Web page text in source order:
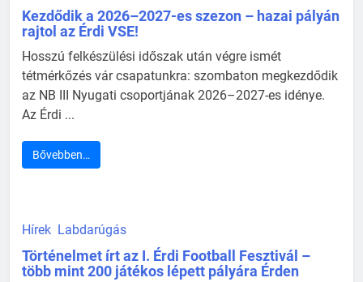
Kezdődik a 2026–2027-es szezon – hazai pályán
rajtol az Érdi VSE!
Hosszú felkészülési időszak után végre ismét
tétmérkőzés vár csapatunkra: szombaton megkezdődik
az NB III Nyugati csoportjának 2026–2027-es idénye.
Az Érdi ...
Bővebben…
Hírek Labdarúgás
Történelmet írt az I. Érdi Football Fesztivál –
több mint 200 játékos lépett pályára Érden